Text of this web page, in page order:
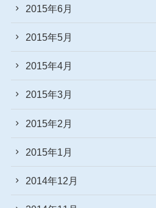
2015年6月
2015年5月
2015年4月
2015年3月
2015年2月
2015年1月
2014年12月